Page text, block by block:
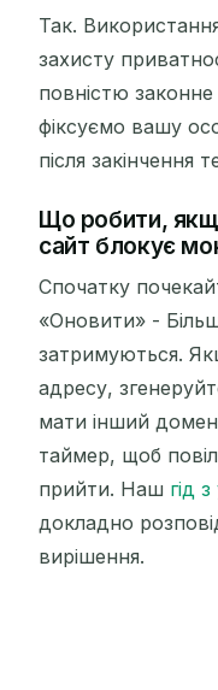
Так.
захисту
повністю
фіксуємо вашу
після закінчення
Що робити,
сайт блокує
Спочатку
«Оновити» -
затримуються.
адресу,
мати інший
таймер, щоб
прийти. Наш гід
докладно
вирішення.